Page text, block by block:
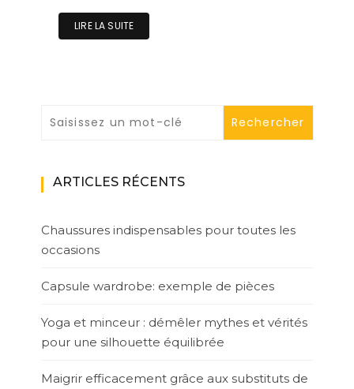
LIRE LA SUITE
ARTICLES RÉCENTS
Chaussures indispensables pour toutes les
occasions
Capsule wardrobe: exemple de pièces
Yoga et minceur : démêler mythes et vérités
pour une silhouette équilibrée
Maigrir efficacement grâce aux substituts de